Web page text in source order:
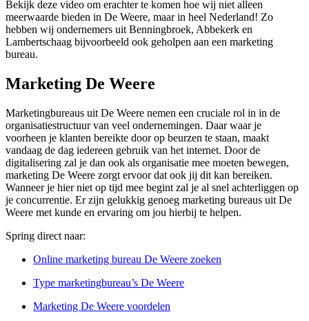
Bekijk deze video om erachter te komen hoe wij niet alleen
meerwaarde bieden in De Weere, maar in heel Nederland! Zo
hebben wij ondernemers uit Benningbroek, Abbekerk en
Lambertschaag bijvoorbeeld ook geholpen aan een marketing
bureau.
Marketing De Weere
Marketingbureaus uit De Weere nemen een cruciale rol in in de
organisatiestructuur van veel ondernemingen. Daar waar je
voorheen je klanten bereikte door op beurzen te staan, maakt
vandaag de dag iedereen gebruik van het internet. Door de
digitalisering zal je dan ook als organisatie mee moeten bewegen,
marketing De Weere zorgt ervoor dat ook jij dit kan bereiken.
Wanneer je hier niet op tijd mee begint zal je al snel achterliggen op
je concurrentie. Er zijn gelukkig genoeg marketing bureaus uit De
Weere met kunde en ervaring om jou hierbij te helpen.
Spring direct naar:
Online marketing bureau De Weere zoeken
Type marketingbureau’s De Weere
Marketing De Weere voordelen